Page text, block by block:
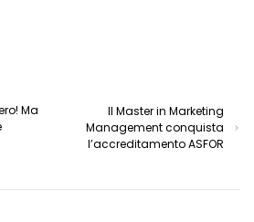
Ma
Il Master in Marketing
Management conquista
l’accreditamento ASFOR